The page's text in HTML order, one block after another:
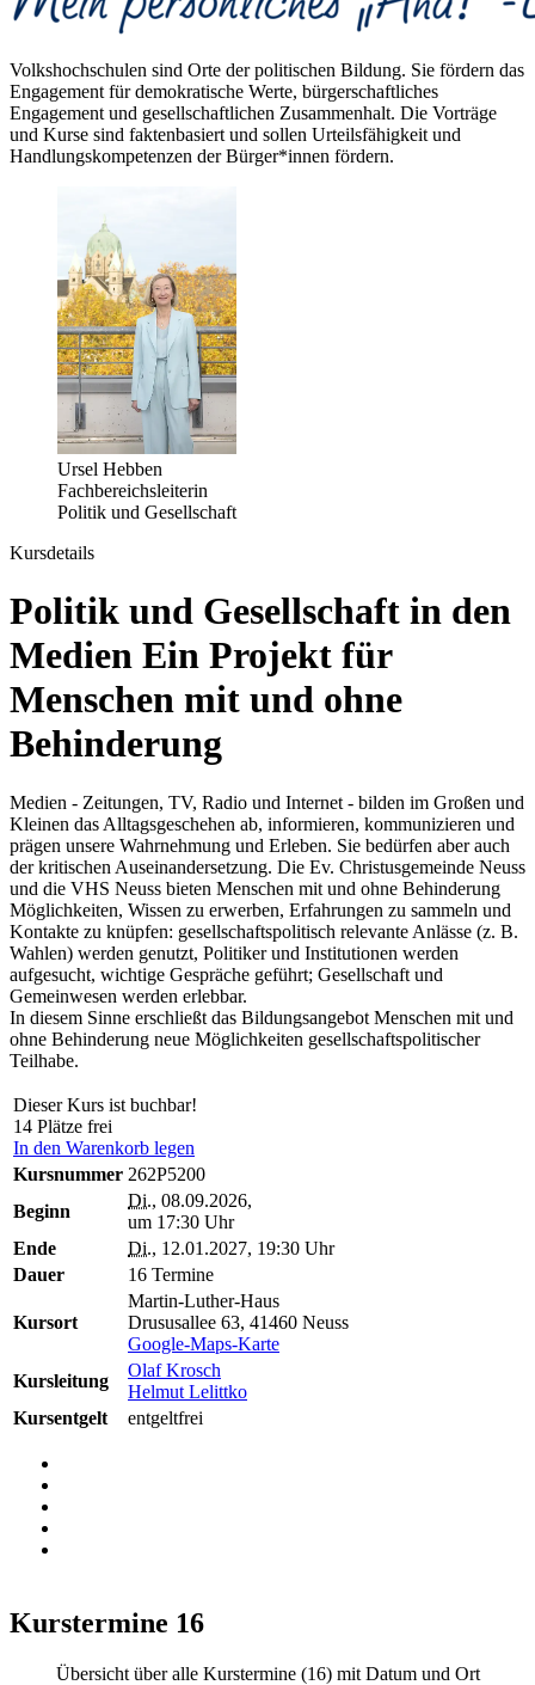
Volkshochschulen sind Orte der politischen Bildung. Sie fördern das
Engagement für demokratische Werte, bürgerschaftliches
Engagement und gesellschaftlichen Zusammenhalt. Die Vorträge
und Kurse sind faktenbasiert und sollen Urteilsfähigkeit und
Handlungskompetenzen der Bürger*innen fördern.
Ursel Hebben
Fachbereichsleiterin
Politik und Gesellschaft
Kursdetails
Politik und Gesellschaft in den
Medien Ein Projekt für
Menschen mit und ohne
Behinderung
Medien - Zeitungen, TV, Radio und Internet - bilden im Großen und
Kleinen das Alltagsgeschehen ab, informieren, kommunizieren und
prägen unsere Wahrnehmung und Erleben. Sie bedürfen aber auch
der kritischen Auseinandersetzung. Die Ev. Christusgemeinde Neuss
und die VHS Neuss bieten Menschen mit und ohne Behinderung
Möglichkeiten, Wissen zu erwerben, Erfahrungen zu sammeln und
Kontakte zu knüpfen: gesellschaftspolitisch relevante Anlässe (z. B.
Wahlen) werden genutzt, Politiker und Institutionen werden
aufgesucht, wichtige Gespräche geführt; Gesellschaft und
Gemeinwesen werden erlebbar.
In diesem Sinne erschließt das Bildungsangebot Menschen mit und
ohne Behinderung neue Möglichkeiten gesellschaftspolitischer
Teilhabe.
Dieser Kurs ist buchbar!
14 Plätze frei
In den Warenkorb legen
Kursnummer 262P5200
Beginn
Di., 08.09.2026,
um 17:30 Uhr
Ende
Di., 12.01.2027, 19:30 Uhr
Dauer
16 Termine
Kursort
Martin-Luther-Haus
Drususallee 63, 41460 Neuss
Google-Maps-Karte
Kursleitung
Olaf Krosch
Helmut Lelittko
Kursentgelt
entgeltfrei
Kurstermine 16
Übersicht über alle Kurstermine (16) mit Datum und Ort